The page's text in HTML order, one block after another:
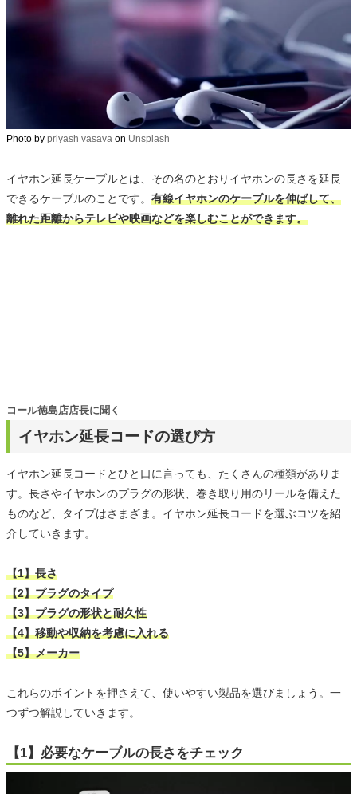
Photo by priyash vasava on Unsplash
イヤホン延長ケーブルとは、その名のとおりイヤホンの長さを延長
できるケーブルのことです。 有線イヤホンのケーブルを伸ばして、
離れた距離からテレビや映画などを楽しむことができます。
イヤホン延長コードの選び方
コール徳島店店長に聞く
イヤホン延長コードとひと口に言っても、たくさんの種類がありま
す。長さやイヤホンのプラグの形状、巻き取り用のリールを備えた
ものなど、タイプはさまざま。イヤホン延長コードを選ぶコツを紹
介していきます。
【1】長さ
【2】プラグのタイプ
【3】プラグの形状と耐久性
【4】移動や収納を考慮に入れる
【5】メーカー
これらのポイントを押さえて、使いやすい製品を選びましょう。一
つずつ解説していきます。
【1】必要なケーブルの長さをチェック